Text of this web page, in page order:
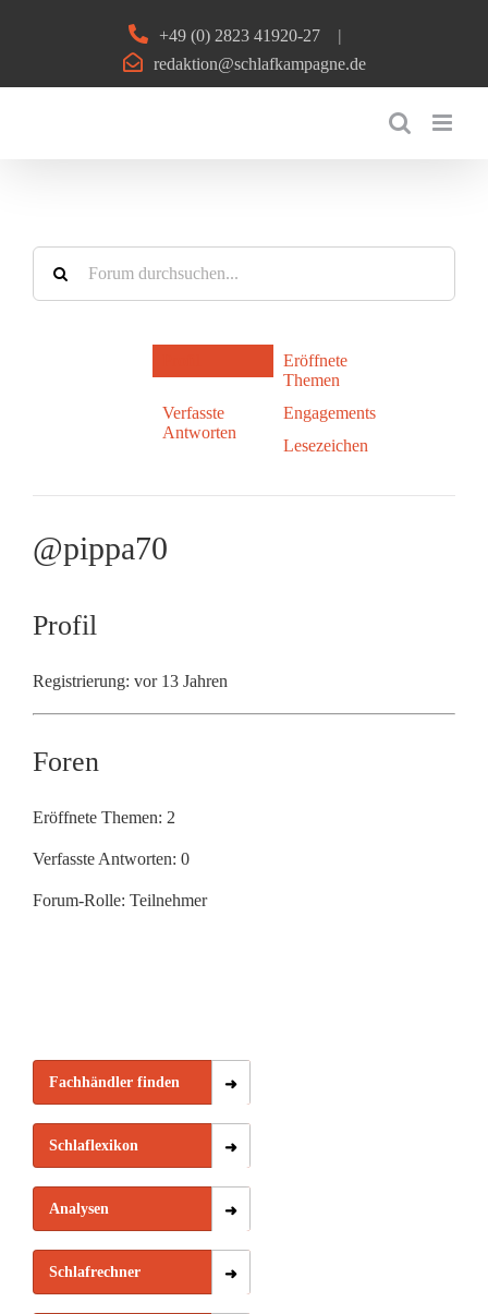
+49 (0) 2823 41920-27
|
redaktion@schlafkampagne.de
Eröffnete
Themen
Verfasste
Antworten
Engagements
Lesezeichen
@pippa70
Profil
Registrierung: vor 13 Jahren
Foren
Eröffnete Themen: 2
Verfasste Antworten: 0
Forum-Rolle: Teilnehmer
Fachhändler finden
Schlaflexikon
Analysen
Schlafrechner